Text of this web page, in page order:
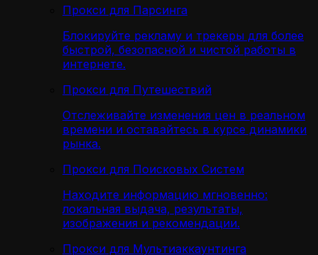
Прокси для Парсинга
Блокируйте рекламу и трекеры для более
быстрой, безопасной и чистой работы в
интернете.
Прокси для Путешествий
Отслеживайте изменения цен в реальном
времени и оставайтесь в курсе динамики
рынка.
Прокси для Поисковых Систем
Находите информацию мгновенно:
локальная выдача, результаты,
изображения и рекомендации.
Прокси для Мультиаккаунтинга